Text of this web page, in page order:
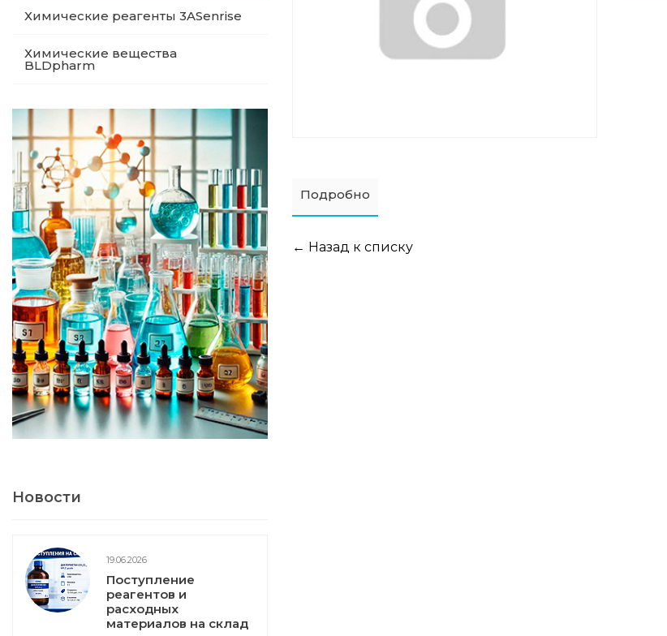
Химические реагенты 3ASenrise
Химические вещества
BLDpharm
Новости
19.06.2026
Поступление
реагентов и
расходных
материалов на склад
Подробно
← Назад к списку